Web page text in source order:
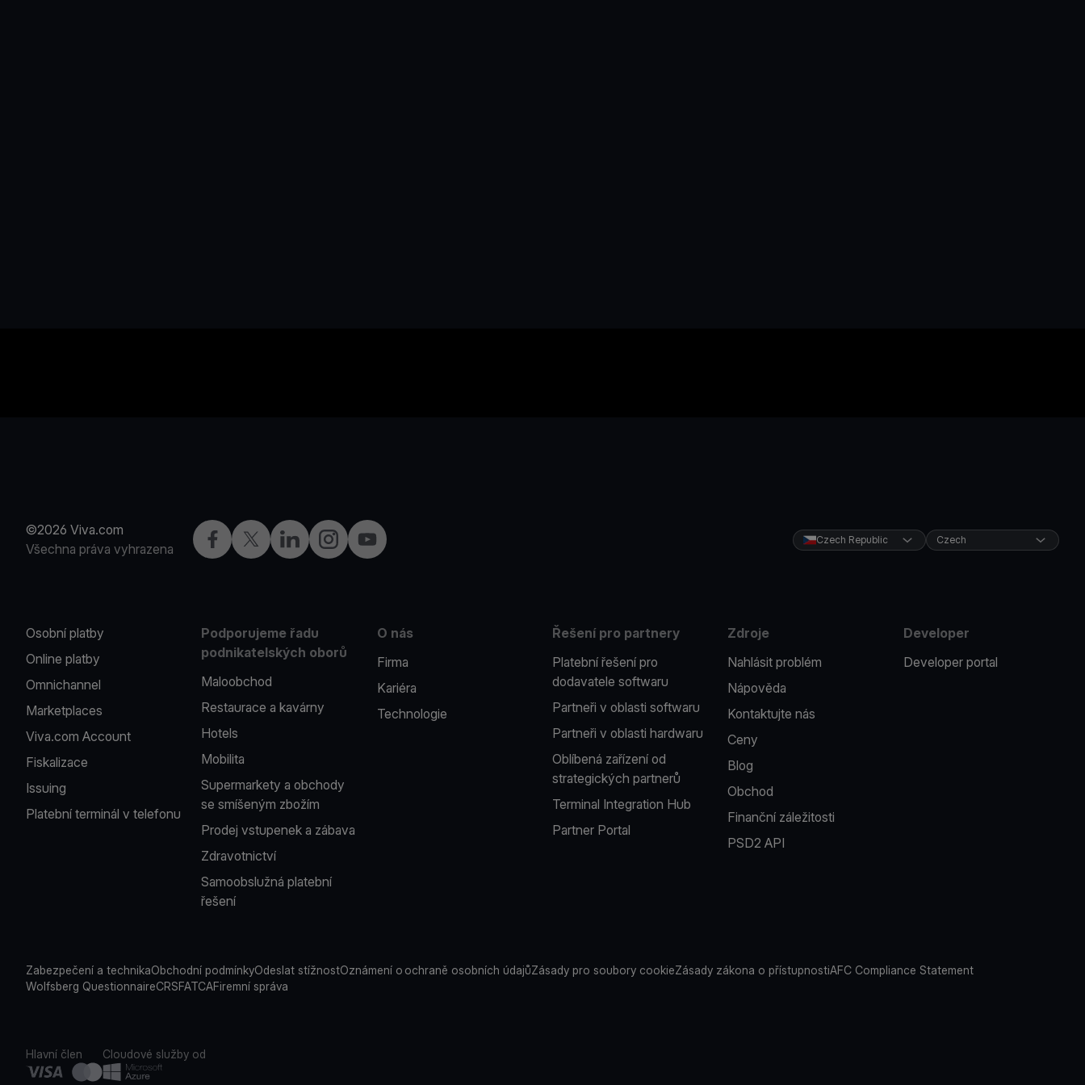
©2026 Viva.com
Všechna práva vyhrazena
Facebook
X LinkedInInstagramYouTube Czech Republic Czech
Osobní platby
Online platby
Omnichannel
Marketplaces
Viva.com Account
Fiskalizace
Issuing
Platební terminál v telefonu
Podporujeme řadu
podnikatelských oborů
Maloobchod
Restaurace a kavárny
Hotels
Mobilita
Supermarkety a obchody
se smíšeným zbožím
Prodej vstupenek a zábava
Zdravotnictví
Samoobslužná platební
řešení
O nás
Firma
Kariéra
Technologie
Řešení pro partnery
Platební řešení pro
dodavatele softwaru
Partneři v oblasti softwaru
Partneři v oblasti hardwaru
Oblíbená zařízení od
strategických partnerů
Terminal Integration Hub
Partner Portal
Zdroje
Nahlásit problém
Nápověda
Kontaktujte nás
Ceny
Blog
Obchod
Finanční záležitosti
PSD2 API
Developer
Developer portal
Zabezpečení a technikaObchodní podmínkyOdeslat stížnostOznámení o ochraně osobních údajůZásady pro soubory cookieZásady zákona o přístupnostiAFC Compliance Statement
Wolfsberg QuestionnaireCRSFATCAFiremní správa
Hlavní člen Cloudové služby od